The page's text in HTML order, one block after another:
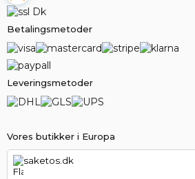
Vores butikker i Europa
saketos.dk
Betalingsmetoder
Leveringsmetoder